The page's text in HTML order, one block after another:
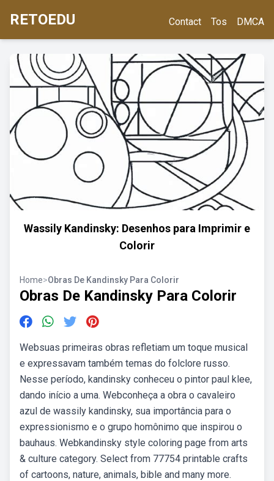
RETOEDU Contact Tos DMCA
Wassily Kandinsky: Desenhos para Imprimir e
Colorir
Home>Obras De Kandinsky Para Colorir
Obras De Kandinsky Para Colorir
Websuas primeiras obras refletiam um toque musical
e expressavam também temas do folclore russo.
Nesse período, kandinsky conheceu o pintor paul klee,
dando início a uma. Webconheça a obra o cavaleiro
azul de wassily kandinsky, sua importância para o
expressionismo e o grupo homônimo que inspirou o
bauhaus. Webkandinsky style coloring page from arts
& culture category. Select from 77754 printable crafts
of cartoons, nature, animals, bible and many more.